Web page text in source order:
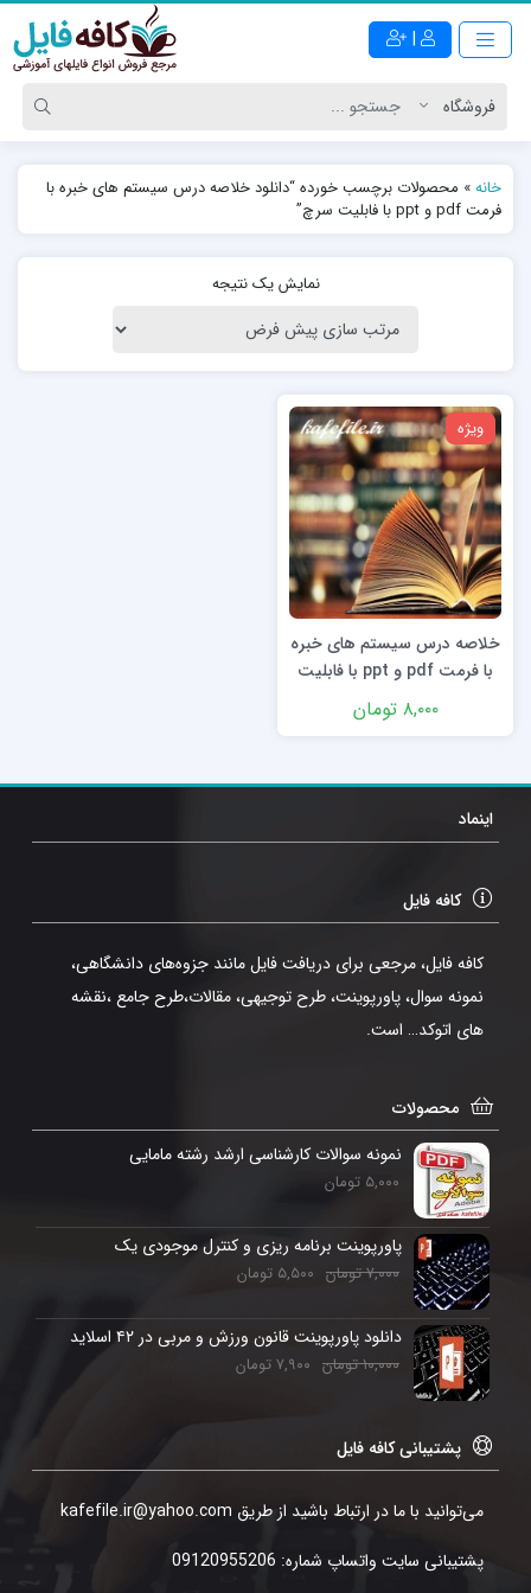
|
خانه» محصولات برچسب خورده “دانلود خلاصه درس سيستم های خبره با
فرمت pdf و ppt با فابلیت سرچ”
نمایش یک نتیجه
ویژه
خلاصه درس سیستم های خبره
با فرمت pdf و ppt با فابلیت
سرچ۸,۰۰۰ تومان
اینماد
کافه فایل
کافه فایل، مرجعی برای دریافت فایل مانند جزوه‌های دانشگاهی،
نمونه سوال، پاورپوینت، طرح توجیهی، مقالات،طرح جامع ،نقشه
های اتوکد… است.
محصولات
نمونه سوالات کارشناسی ارشد رشته مامایی
۵,۰۰۰ تومان
پاورپوینت برنامه ریزی و کنترل موجودی یک
۷,۰۰۰تومان ۵,۵۰۰ تومان
دانلود پاورپوینت قانون ورزش و مربی در ۴۲ اسلاید
۱۰,۰۰۰تومان ۷,۹۰۰تومان
پشتیبانی کافه فایل
می‌توانید با ما در ارتباط باشید از طریق kafefile.ir@yahoo.com
پشتیبانی سایت واتساپ شماره: 09120955206